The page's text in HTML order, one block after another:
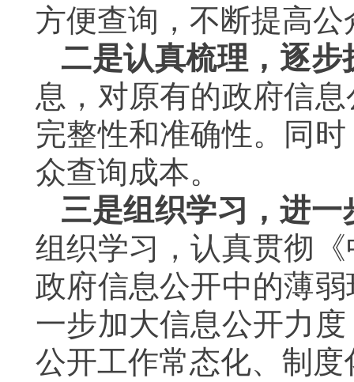
方便查询，不断提高公
二是认真梳理，逐
息，对原有的政府信
完整性和准确性。同
众查询成本。
三是组织学习，进
组织学习，认真贯彻
政府信息公开中的薄
一步加大信息公开力
公开工作常态化、制